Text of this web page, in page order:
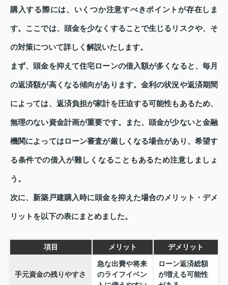
購入する際には、いくつか注意すべきポイントが存在しま
す。ここでは、頭金を少なくすることで生じるリスクや、そ
の対策について詳しく解説いたします。
まず、頭金を抑えて住宅ローンの借入額が多くなると、毎月
の返済額が高くなる傾向があります。金利の状況や返済期間
によっては、返済負担が家計を圧迫する可能性もあるため、
無理のない資金計画が重要です。また、頭金が少ないと金融
機関によってはローン審査が厳しくなる場合があり、希望す
る条件での借入が難しくなることもあるため注意しましょ
う。
次に、新築戸建購入時に頭金を抑えた場合のメリット・デメ
リットを以下の表にまとめました。
項目 メリット デメリット
手元資金の残りやすさ
急な出費や将来
のライフイベン
ローン返済総額
が増える可能性